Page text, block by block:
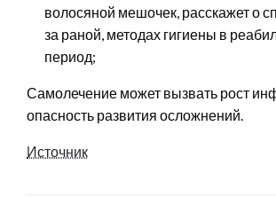
волосяной мешочек, расскажет о
за раной, методах гигиены в
период;
Самолечение может вызвать рост
опасность развития осложнений.
Источник